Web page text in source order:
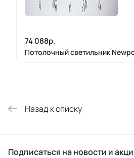
74 088р.
Потолочный светильник
Назад к списку
Подписаться на новости и